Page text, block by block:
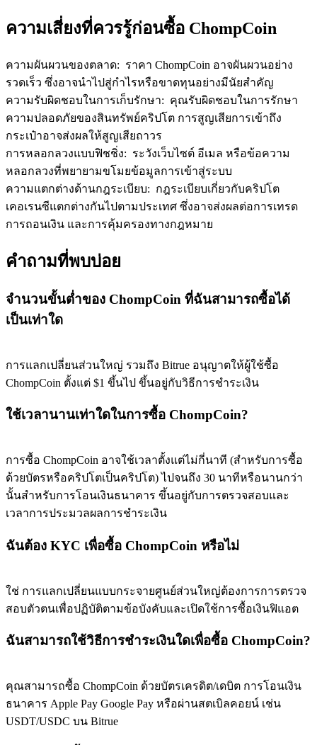
BTC Welcome Rewards
Deposit & Trade BTC to Share 25000 USDT prize pool!
Deposit CASHCAT & Win
Share 500000 CASHCAT prize pool
Register & Trade to Win 500,000 USDT
Precious Metals Trading Carnival
Trade Gold & Silver · 33,333 USDT Bonus
USDT Flexible Staking | Daily Rewards
BTC Flexible Staking | Daily Rewards
กิจกรรมเพิ่มเติม
รับรางวัลและสิทธิพิเศษสุดพิเศษ
ความเสี่ยงที่ควรรู้ก่อนซื้อ ChompCoin
ความผันผวนของตลาด: ราคา ChompCoin อาจผันผวนอย่าง
รวดเร็ว ซึ่งอาจนำไปสู่กำไรหรือขาดทุนอย่างมีนัยสำคัญ
ความรับผิดชอบในการเก็บรักษา: คุณรับผิดชอบในการรักษา
ความปลอดภัยของสินทรัพย์คริปโต การสูญเสียการเข้าถึง
กระเป๋าอาจส่งผลให้สูญเสียถาวร
การหลอกลวงแบบฟิชชิ่ง: ระวังเว็บไซต์ อีเมล หรือข้อความ
หลอกลวงที่พยายามขโมยข้อมูลการเข้าสู่ระบบ
ความแตกต่างด้านกฎระเบียบ: กฎระเบียบเกี่ยวกับคริปโต
เคอเรนซีแตกต่างกันไปตามประเทศ ซึ่งอาจส่งผลต่อการเทรด
การถอนเงิน และการคุ้มครองทางกฎหมาย
คำถามที่พบบ่อย
จำนวนขั้นต่ำของ ChompCoin ที่ฉันสามารถซื้อได้
เป็นเท่าใด
การแลกเปลี่ยนส่วนใหญ่ รวมถึง Bitrue อนุญาตให้ผู้ใช้ซื้อ
ChompCoin ตั้งแต่ $1 ขึ้นไป ขึ้นอยู่กับวิธีการชำระเงิน
ใช้เวลานานเท่าใดในการซื้อ ChompCoin?
การซื้อ ChompCoin อาจใช้เวลาตั้งแต่ไม่กี่นาที (สำหรับการซื้อ
ด้วยบัตรหรือคริปโตเป็นคริปโต) ไปจนถึง 30 นาทีหรือนานกว่า
นั้นสำหรับการโอนเงินธนาคาร ขึ้นอยู่กับการตรวจสอบและ
เวลาการประมวลผลการชำระเงิน
ฉันต้อง KYC เพื่อซื้อ ChompCoin หรือไม่
ใช่ การแลกเปลี่ยนแบบกระจายศูนย์ส่วนใหญ่ต้องการการตรวจ
สอบตัวตนเพื่อปฏิบัติตามข้อบังคับและเปิดใช้การซื้อเงินฟิแอต
ฉันสามารถใช้วิธีการชำระเงินใดเพื่อซื้อ ChompCoin?
คุณสามารถซื้อ ChompCoin ด้วยบัตรเครดิต/เดบิต การโอนเงิน
ธนาคาร Apple Pay Google Pay หรือผ่านสตเบิลคอยน์ เช่น
USDT/USDC บน Bitrue